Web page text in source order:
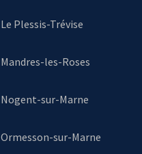
Le Plessis-Trévise
Mandres-les-Roses
Nogent-sur-Marne
Ormesson-sur-Marne